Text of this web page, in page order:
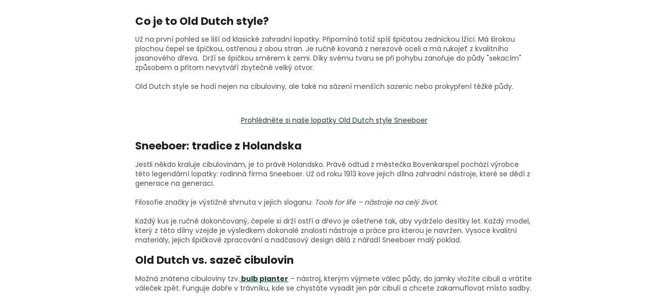
Co je to Old Dutch style?
Už na první pohled se liší od klasické zahradní lopatky. Připomíná totiž spíš špičatou zednickou lžíci. Má širokou
plochou čepel se špičkou, ostřenou z obou stran. Je ručně kovaná z nerezové oceli a má rukojeť z kvalitního
jasanového dřeva. Drží se špičkou směrem k zemi. Díky svému tvaru se při pohybu zanořuje do půdy "sekacím"
způsobem a přitom nevytváří zbytečně velký otvor.
Old Dutch style se hodí nejen na cibuloviny, ale také na sázení menších sazenic nebo prokypření těžké půdy.
Prohlédněte si naše lopatky Old Dutch style Sneeboer
Sneeboer: tradice z Holandska
Jestli někdo kraluje cibulovinám, je to právě Holandsko. Právě odtud z městečka Bovenkarspel pochází výrobce
této legendární lopatky: rodinná firma Sneeboer. Už od roku 1913 kove jejich dílna zahradní nástroje, které se dědí z
generace na generaci.
Filosofie značky je výstižně shrnuta v jejich sloganu: Tools for life – nástroje na celý život.
Každý kus je ručně dokončovaný, čepele si drží ostří a dřevo je ošetřené tak, aby vydrželo desítky let. Každý model,
který z této dílny vzejde je výsledkem dokonalé znalosti nástroje a práce pro kterou je navržen. Vysoce kvalitní
materiály, jejich špičkové zpracování a nadčasový design dělá z nářadí Sneeboer malý poklad.
Old Dutch vs. sazeč cibulovin
Možná znátena cibuloviny tzv. bulb planter – nástroj, kterým výjmete válec půdy, do jamky vložíte cibuli a vrátíte
váleček zpět. Funguje dobře v trávníku, kde se chystáte vysadit jen pár cibulí a chcete zakamuflovat místo sadby.